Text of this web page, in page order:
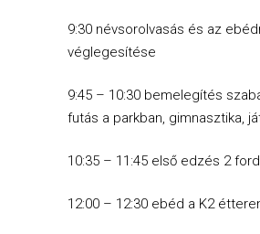
9:30 névsorolvasás és az
véglegesítése
9:45 – 10:30 bemelegítés
futás a parkban, gimnasztika,
10:35 – 11:45 első edzés 2
12:00 – 12:30 ebéd a K2